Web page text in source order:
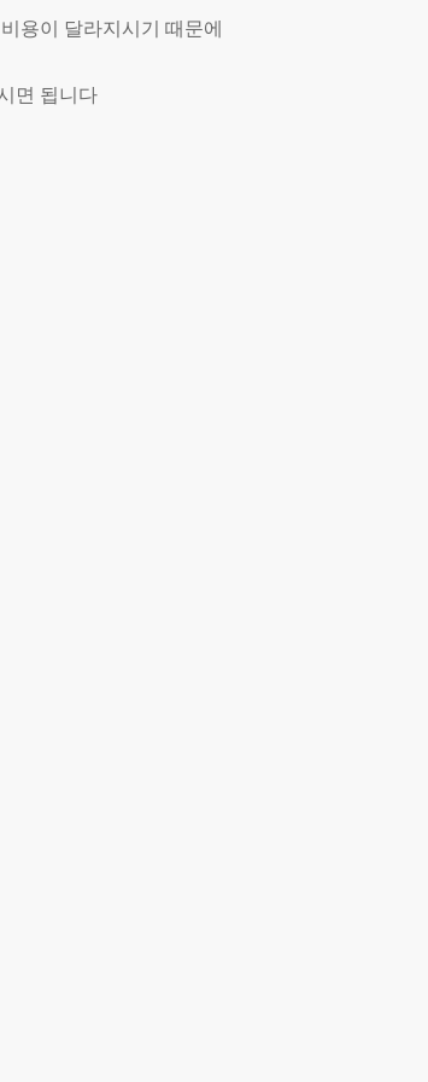
용이 달라지시기 때문에
면 됩니다